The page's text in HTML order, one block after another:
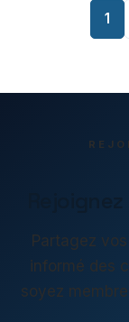
1
Partagez
informé des
soyez